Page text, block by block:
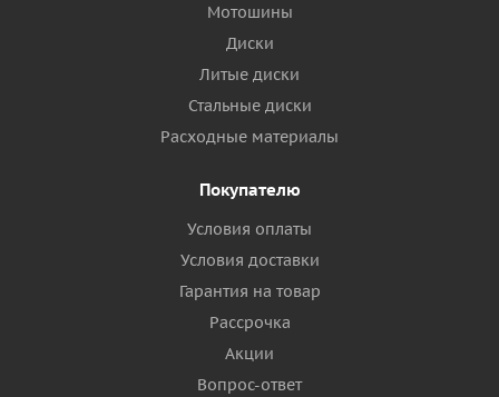
Мотошины
Диски
Литые диски
Стальные диски
Расходные материалы
Покупателю
Условия оплаты
Условия доставки
Гарантия на товар
Рассрочка
Акции
Вопрос-ответ